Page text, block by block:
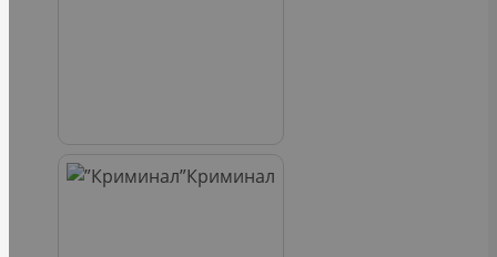
Криминал